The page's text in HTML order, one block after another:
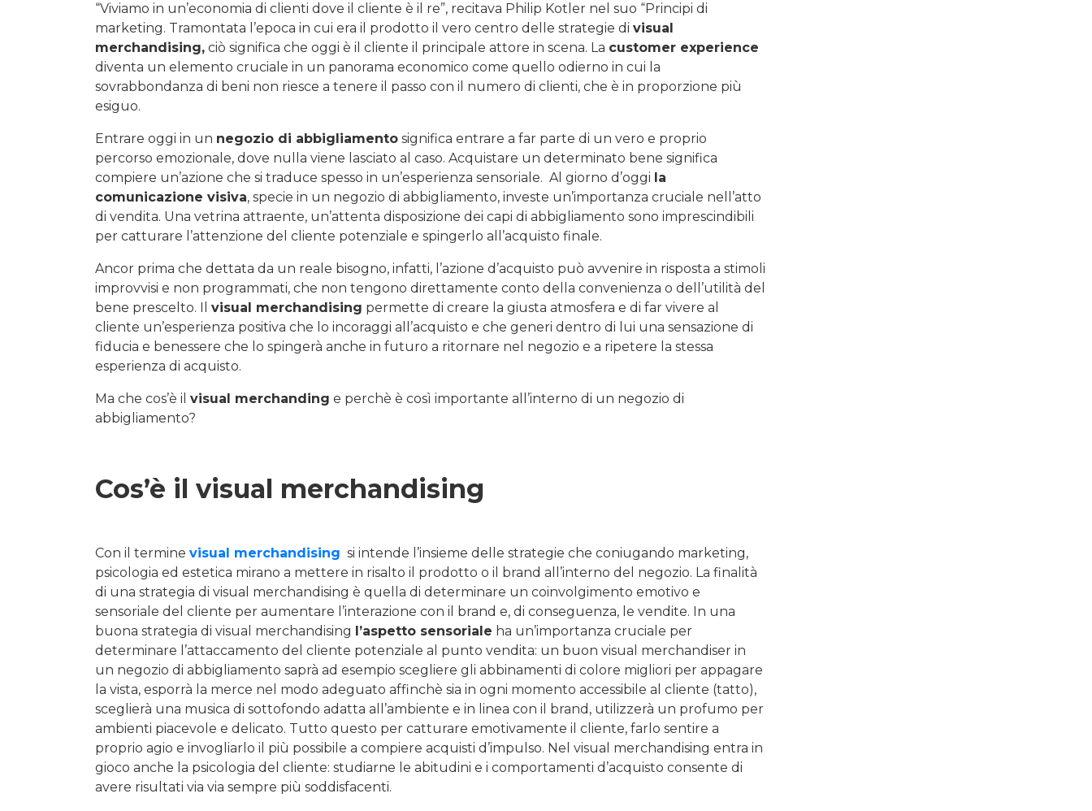
“Viviamo in un’economia di clienti dove il cliente è il re”, recitava Philip Kotler nel suo “Principi di
marketing. Tramontata l’epoca in cui era il prodotto il vero centro delle strategie di visual
merchandising, ciò significa che oggi è il cliente il principale attore in scena. La customer experience
diventa un elemento cruciale in un panorama economico come quello odierno in cui la
sovrabbondanza di beni non riesce a tenere il passo con il numero di clienti, che è in proporzione più
esiguo.
Entrare oggi in un negozio di abbigliamento significa entrare a far parte di un vero e proprio
percorso emozionale, dove nulla viene lasciato al caso. Acquistare un determinato bene significa
compiere un’azione che si traduce spesso in un’esperienza sensoriale. Al giorno d’oggi la
comunicazione visiva, specie in un negozio di abbigliamento, investe un’importanza cruciale nell’atto
di vendita. Una vetrina attraente, un’attenta disposizione dei capi di abbigliamento sono imprescindibili
per catturare l’attenzione del cliente potenziale e spingerlo all’acquisto finale.
Ancor prima che dettata da un reale bisogno, infatti, l’azione d’acquisto può avvenire in risposta a stimoli
improvvisi e non programmati, che non tengono direttamente conto della convenienza o dell’utilità del
bene prescelto. Il visual merchandising permette di creare la giusta atmosfera e di far vivere al
cliente un’esperienza positiva che lo incoraggi all’acquisto e che generi dentro di lui una sensazione di
fiducia e benessere che lo spingerà anche in futuro a ritornare nel negozio e a ripetere la stessa
esperienza di acquisto.
Ma che cos’è il visual merchanding e perchè è così importante all’interno di un negozio di
abbigliamento?
Cos’è il visual merchandising
Con il termine visual merchandising si intende l’insieme delle strategie che coniugando marketing,
psicologia ed estetica mirano a mettere in risalto il prodotto o il brand all’interno del negozio. La finalità
di una strategia di visual merchandising è quella di determinare un coinvolgimento emotivo e
sensoriale del cliente per aumentare l’interazione con il brand e, di conseguenza, le vendite. In una
buona strategia di visual merchandising l’aspetto sensoriale ha un’importanza cruciale per
determinare l’attaccamento del cliente potenziale al punto vendita: un buon visual merchandiser in
un negozio di abbigliamento saprà ad esempio scegliere gli abbinamenti di colore migliori per appagare
la vista, esporrà la merce nel modo adeguato affinchè sia in ogni momento accessibile al cliente (tatto),
sceglierà una musica di sottofondo adatta all’ambiente e in linea con il brand, utilizzerà un profumo per
ambienti piacevole e delicato. Tutto questo per catturare emotivamente il cliente, farlo sentire a
proprio agio e invogliarlo il più possibile a compiere acquisti d’impulso. Nel visual merchandising entra in
gioco anche la psicologia del cliente: studiarne le abitudini e i comportamenti d’acquisto consente di
avere risultati via via sempre più soddisfacenti.